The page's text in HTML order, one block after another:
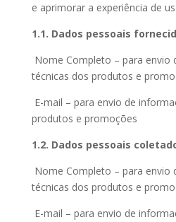
e aprimorar a experiência de
1.1. Dados pessoais
Nome Completo – para envio
técnicas dos produtos e
E-mail – para envio de
produtos e promoções
1.2. Dados pessoais
Nome Completo – para envio
técnicas dos produtos e
E-mail – para envio de